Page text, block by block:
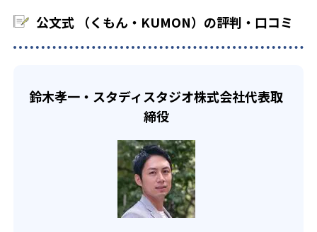
でも週2回受講できる。そのため、部活や他の習い事で忙し
らのオンライン受講と通室を組み合わせることも可能だ。
部活や習い事と両立したい生徒向け
KUMONでは、一人ひとりの学習状況やスケジュールに合わ
宿題の量や進め方に関しては、いつでも気軽に相談可能
だ。
公文式 （くもん・KUMON）の評判・口コミ
鈴木孝一・スタディスタジオ株式会社代表取
締役